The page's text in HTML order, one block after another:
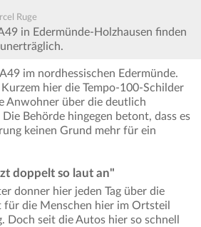
Ruge
in Edermünde-Holzhausen finden
im nordhessischen Edermünde.
hier die Tempo-100-Schilder
Anwohner über die deutlich
Behörde hingegen betont, dass es
keinen Grund mehr für ein
doppelt so laut an"
donner hier jeden Tag über die
die Menschen hier im Ortsteil
Doch seit die Autos hier so schnell